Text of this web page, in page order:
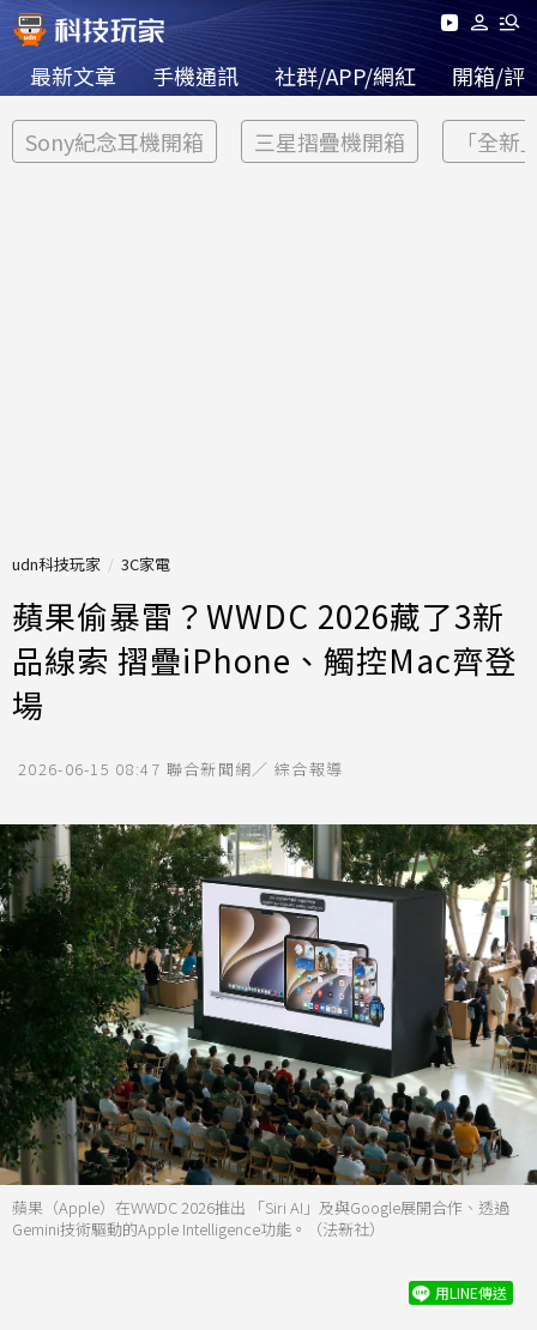
最新文章 手機通訊 社群/APP/網紅 開箱/評
Sony紀念耳機開箱 三星摺疊機開箱 「全新
udn科技玩家 3C家電
蘋果偷暴雷？WWDC 2026藏了3新
品線索 摺疊iPhone、觸控Mac齊登
場
2026-06-15 08:47 聯合新聞網／ 綜合報導
蘋果（Apple）在WWDC 2026推出 「Siri AI」及與Google展開合作、透過
Gemini技術驅動的Apple Intelligence功能。（法新社）
用LINE傳送